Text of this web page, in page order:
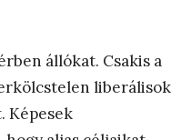
állókat. Csakis a
liberálisok
Képesek